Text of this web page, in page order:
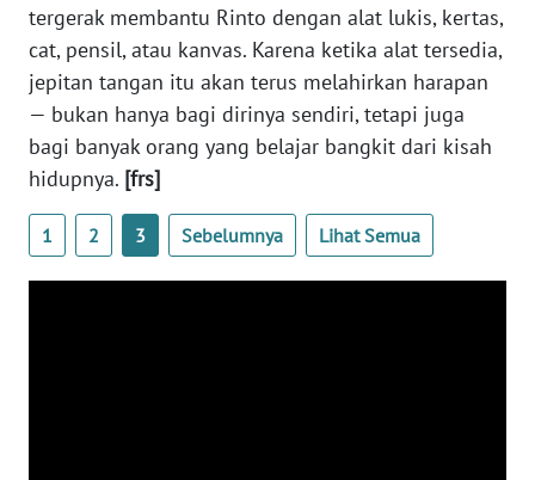
tergerak membantu Rinto dengan alat lukis, kertas,
cat, pensil, atau kanvas. Karena ketika alat tersedia,
jepitan tangan itu akan terus melahirkan harapan
— bukan hanya bagi dirinya sendiri, tetapi juga
bagi banyak orang yang belajar bangkit dari kisah
hidupnya. [frs]
1 2 3 Sebelumnya Lihat Semua
WN
PAPUA
BARAT
RIAU
WN
SERAMBI